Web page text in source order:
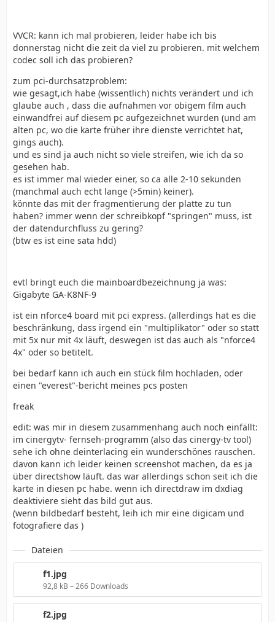
VVCR: kann ich mal probieren, leider habe ich bis
donnerstag nicht die zeit da viel zu probieren. mit welchem
codec soll ich das probieren?
zum pci-durchsatzproblem:
wie gesagt,ich habe (wissentlich) nichts verändert und ich
glaube auch , dass die aufnahmen vor obigem film auch
einwandfrei auf diesem pc aufgezeichnet wurden (und am
alten pc, wo die karte früher ihre dienste verrichtet hat,
gings auch).
und es sind ja auch nicht so viele streifen, wie ich da so
gesehen hab.
es ist immer mal wieder einer, so ca alle 2-10 sekunden
(manchmal auch echt lange (>5min) keiner).
könnte das mit der fragmentierung der platte zu tun
haben? immer wenn der schreibkopf "springen" muss, ist
der datendurchfluss zu gering?
(btw es ist eine sata hdd)
evtl bringt euch die mainboardbezeichnung ja was:
Gigabyte GA-K8NF-9
ist ein nforce4 board mit pci express. (allerdings hat es die
beschränkung, dass irgend ein "multiplikator" oder so statt
mit 5x nur mit 4x läuft, deswegen ist das auch als "nforce4
4x" oder so betitelt.
bei bedarf kann ich auch ein stück film hochladen, oder
einen "everest"-bericht meines pcs posten
freak
edit: was mir in diesem zusammenhang auch noch einfällt:
im cinergytv- fernseh-programm (also das cinergy-tv tool)
sehe ich ohne deinterlacing ein wunderschönes rauschen.
davon kann ich leider keinen screenshot machen, da es ja
über directshow läuft. das war allerdings schon seit ich die
karte in diesen pc habe. wenn ich directdraw im dxdiag
deaktiviere sieht das bild gut aus.
(wenn bildbedarf besteht, leih ich mir eine digicam und
fotografiere das )
Dateien
f1.jpg
92,8 kB – 266 Downloads
f2.jpg